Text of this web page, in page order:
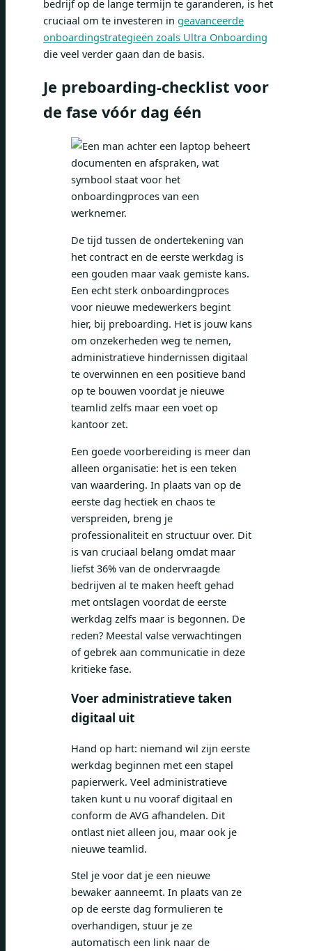
bedrijf op de lange termijn te garanderen, is het
cruciaal om te investeren in geavanceerde
onboardingstrategieën zoals Ultra Onboarding
die veel verder gaan dan de basis.
Je preboarding-checklist voor
de fase vóór dag één
De tijd tussen de ondertekening van
het contract en de eerste werkdag is
een gouden maar vaak gemiste kans.
Een echt sterk onboardingproces
voor nieuwe medewerkers begint
hier, bij preboarding. Het is jouw kans
om onzekerheden weg te nemen,
administratieve hindernissen digitaal
te overwinnen en een positieve band
op te bouwen voordat je nieuwe
teamlid zelfs maar een voet op
kantoor zet.
Een goede voorbereiding is meer dan
alleen organisatie: het is een teken
van waardering. In plaats van op de
eerste dag hectiek en chaos te
verspreiden, breng je
professionaliteit en structuur over. Dit
is van cruciaal belang omdat maar
liefst 36% van de ondervraagde
bedrijven al te maken heeft gehad
met ontslagen voordat de eerste
werkdag zelfs maar is begonnen. De
reden? Meestal valse verwachtingen
of gebrek aan communicatie in deze
kritieke fase.
Voer administratieve taken
digitaal uit
Hand op hart: niemand wil zijn eerste
werkdag beginnen met een stapel
papierwerk. Veel administratieve
taken kunt u nu vooraf digitaal en
conform de AVG afhandelen. Dit
ontlast niet alleen jou, maar ook je
nieuwe teamlid.
Stel je voor dat je een nieuwe
bewaker aanneemt. In plaats van ze
op de eerste dag formulieren te
overhandigen, stuur je ze
automatisch een link naar de